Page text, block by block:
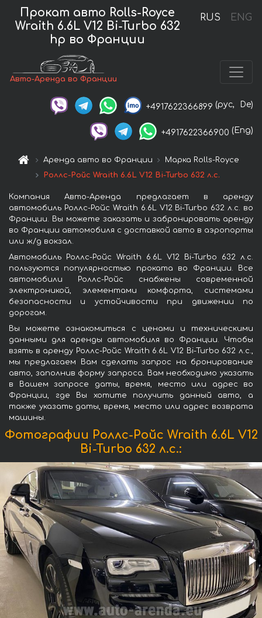
RUS ENG
Прокат авто Rolls-Royce
Wraith 6.6L V12 Bi-Turbo 632
hp во Франции
Авто-Аренда во Франции
+4917622366899 (рус, De)
+4917622366900 (Eng)
Аренда авто во Франции
Марка Rolls-Royce
Роллс-Ройс Wraith 6.6L V12 Bi-Turbo 632 л.с.
Компания Авто-Аренда предлагает в аренду
автомобиль Роллс-Ройс Wraith 6.6L V12 Bi-Turbo 632 л.с. во
Франции. Вы можете заказать и забронировать аренду
во Франции автомобиля с доставкой авто в аэропорты
или ж/д вокзал.
Автомобиль Роллс-Ройс Wraith 6.6L V12 Bi-Turbo 632 л.с.
пользуются популярностью проката во Франции. Все
автомобили Роллс-Ройс снабжены современной
электроникой, элементами комфорта, системами
безопасности и устойчивости при движении по
дорогам.
Вы можете ознакомиться с ценами и техническими
данными для аренды автомобиля во Франции. Чтобы
взять в аренду Роллс-Ройс Wraith 6.6L V12 Bi-Turbo 632 л.с.,
мы предлагаем Вам сделать запрос на бронирование
авто, заполнив форму запроса. Вам необходимо указать
в Вашем запросе даты, время, место или адрес во
Франции, где Вы хотите получить данный авто, а
также указать даты, время, место или адрес возврата
машины.
Фотографии Роллс-Ройс Wraith 6.6L V12
Bi-Turbo 632 л.с.: